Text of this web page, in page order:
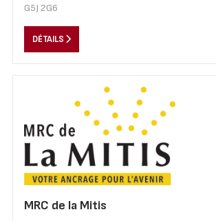
G5J 2G6
DÉTAILS
MRC de la Mitis